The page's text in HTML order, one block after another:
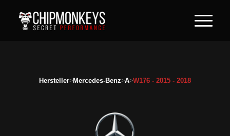
Hersteller>Mercedes-Benz>A>W176 - 2015 - 2018